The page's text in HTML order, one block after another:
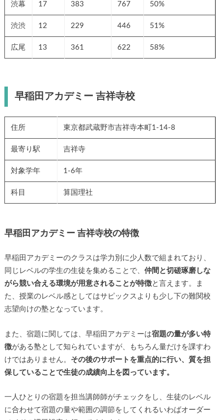
渋幕 17 383 767 50%
渋渋 12 229 446 51%
広尾 13 361 622 58%
早稲田アカデミー 吉祥寺校
住所 東京都武蔵野市吉祥寺本町1-14-8
最寄り駅 吉祥寺
対象学年 1-6年
科目 算国理社
早稲田アカデミー 吉祥寺校の特徴
早稲田アカデミーのクラスは学力別に少人数で組まれており、
同じレベルの学生の生徒を集めることで、 仲間と切磋琢磨しな
がら競い合える環境が用意されることが特徴と言えます。ま
た、授業のレベル感としてはサピックスよりも少し下の難関校
志望向けの塾となっています。
また、宿題に関しては、早稲田アカデミーは宿題の量が多い特
徴がある塾として知られていますが、もちろん量だけを課すわ
けではありません。 その後のサポートを重点的に行い、質を担
保していることで生徒の成績向上を図っています。
一人ひとりの宿題を担当講師師がチェックをし、生徒のレベル
に合わせて宿題の量や範囲の調節をしてくれるいわばオーダー